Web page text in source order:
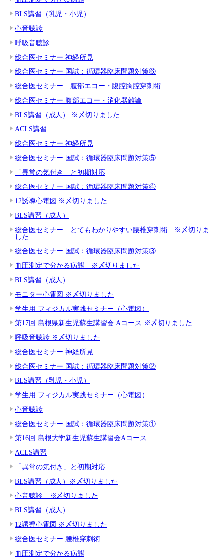
BLS講習（乳児・小児）
心音聴診
呼吸音聴診
総合医セミナー 神経所見
総合医セミナー 国試：循環器臨床問題対策⑥
総合医セミナー 腹部エコー・腹腔胸腔穿刺術
総合医セミナー 腹部エコー・消化器雑論
BLS講習（成人） ※〆切りました
ACLS講習
総合医セミナー 神経所見
総合医セミナー 国試：循環器臨床問題対策⑤
「異常の気付き」と初期対応
総合医セミナー 国試：循環器臨床問題対策④
12誘導心電図 ※〆切りました
BLS講習（成人）
総合医セミナー とてもわかりやすい腰椎穿刺術 ※〆切りま
した
総合医セミナー 国試：循環器臨床問題対策③
血圧測定で分かる病態 ※〆切りました
BLS講習（成人）
モニター心電図 ※〆切りました
学生用 フィジカル実践セミナー（心電図）
第17回 島根県新生児蘇生講習会 Aコース ※〆切りました
呼吸音聴診 ※〆切りました
総合医セミナー 神経所見
総合医セミナー 国試：循環器臨床問題対策②
BLS講習（乳児・小児）
学生用 フィジカル実践セミナー（心電図）
心音聴診
総合医セミナー 国試：循環器臨床問題対策①
第16回 島根大学新生児蘇生講習会Aコース
ACLS講習
「異常の気付き」と初期対応
BLS講習（成人）※〆切りました
心音聴診 ※〆切りました
BLS講習（成人）
12誘導心電図 ※〆切りました
総合医セミナー 腰椎穿刺術
血圧測定で分かる病態